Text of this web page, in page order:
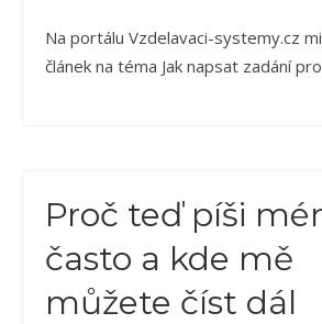
Na portálu Vzdelavaci-systemy.cz
článek na téma Jak napsat zadání
Proč teď píši
často a kde mě
můžete číst dál